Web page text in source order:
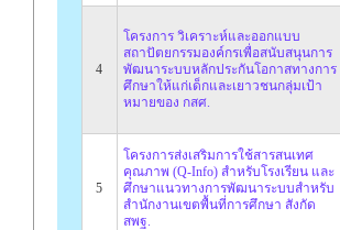
4
โครงการ วิเคราะห์และออกแบบ
สถาปัตยกรรมองค์กรเพื่อสนับสนุนการ
พัฒนาระบบหลักประกันโอกาสทางการ
ศึกษาให้แก่เด็กและเยาวชนกลุ่มเป้า
หมายของ กสศ.
5
โครงการส่งเสริมการใช้สารสนเทศ
คุณภาพ (Q-Info) สำหรับโรงเรียน และ
ศึกษาแนวทางการพัฒนาระบบสำหรับ
สำนักงานเขตพื้นที่การศึกษา สังกัด
สพฐ.